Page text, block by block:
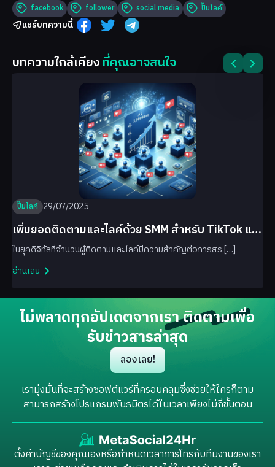
facebook follower social media ปั๊มไลค์
แชร์บทความนี้
บทความใกล้เคียงที่คุณอาจสนใจ
ปั๊มไลค์ 29/07/2025
เพิ่มยอดติดตามและไลค์ด้วย SMM สำหรับ TikTok และ
Facebook
ในยุคดิจิทัลที่จำนวนผู้ติดตามและไลค์มีความสำคัญต่อการสร […]
อ่านเลย
ไม่พลาดทุกอัปเดตจากเรา ติดตามเพื่อ
รับข่าวสารล่าสุด
ลองเลย!
เรามุ่งมั่นที่จะสร้างซอฟต์แวร์ที่ครอบคลุมซึ่งช่วยให้ใครก็ตาม
สามารถสร้างโปรแกรมพันธมิตรได้ในเวลาเพียงไม่กี่ขั้นตอน
ตั้งค่าบัญชีของคุณเองหรือกำหนดเวลาการโทรกับทีมงานของเรา